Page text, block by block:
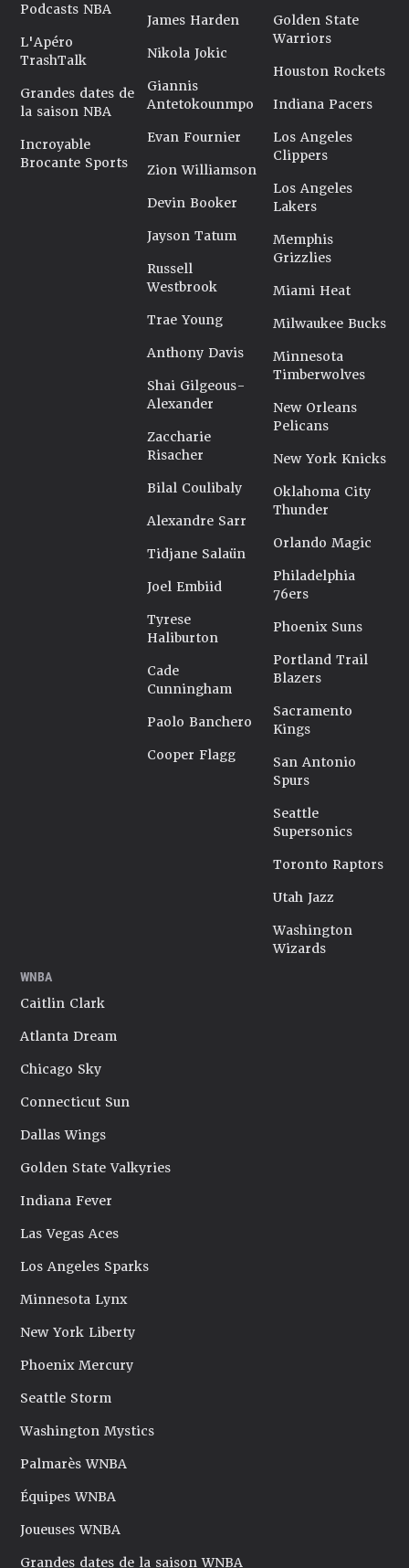
Podcasts NBA
L'Apéro
TrashTalk
Grandes dates de
la saison NBA
Incroyable
Brocante Sports
James Harden
Nikola Jokic
Giannis
Antetokounmpo
Evan Fournier
Zion Williamson
Devin Booker
Jayson Tatum
Russell
Westbrook
Trae Young
Anthony Davis
Shai Gilgeous-
Alexander
Zaccharie
Risacher
Bilal Coulibaly
Alexandre Sarr
Tidjane Salaün
Joel Embiid
Tyrese
Haliburton
Cade
Cunningham
Paolo Banchero
Cooper Flagg
Golden State
Warriors
Houston Rockets
Indiana Pacers
Los Angeles
Clippers
Los Angeles
Lakers
Memphis
Grizzlies
Miami Heat
Milwaukee Bucks
Minnesota
Timberwolves
New Orleans
Pelicans
New York Knicks
Oklahoma City
Thunder
Orlando Magic
Philadelphia
76ers
Phoenix Suns
Portland Trail
Blazers
Sacramento
Kings
San Antonio
Spurs
Seattle
Supersonics
Toronto Raptors
Utah Jazz
Washington
Wizards
WNBA
Caitlin Clark
Atlanta Dream
Chicago Sky
Connecticut Sun
Dallas Wings
Golden State Valkyries
Indiana Fever
Las Vegas Aces
Los Angeles Sparks
Minnesota Lynx
New York Liberty
Phoenix Mercury
Seattle Storm
Washington Mystics
Palmarès WNBA
Équipes WNBA
Joueuses WNBA
Grandes dates de la saison WNBA